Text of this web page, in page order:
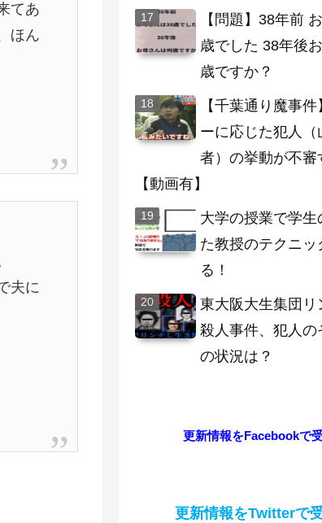
てあ
ほん
夫に
【問題】38年前
歳でした 38年後
歳ですか？
【千葉通り魔事
ーに応じた犯人（
者）の挙動が不審
【動画有】
大学の授業で学生
た教授のテクニ
る！
東大阪大生集団リ
殺人事件、犯人の
の状況は？
更新情報をFacebookで
更新情報をTwitterで